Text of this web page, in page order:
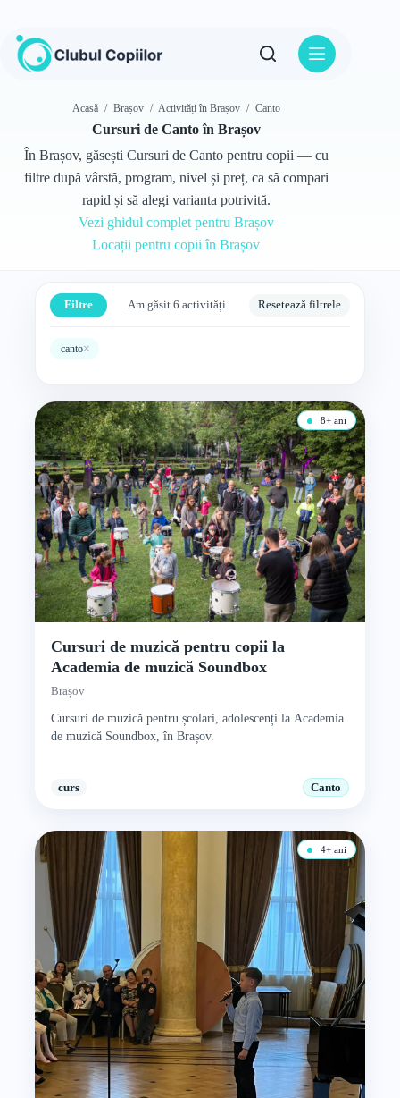
conținut
Acasă / Brașov / Activități în Brașov / Canto
Cursuri de Canto în Brașov
În Brașov, găsești Cursuri de Canto pentru copii — cu
filtre după vârstă, program, nivel și preț, ca să compari
rapid și să alegi varianta potrivită.
Vezi ghidul complet pentru Brașov
Locații pentru copii în Brașov
Filtre Am găsit 6 activități. Resetează filtrele
canto×
8+ ani
Cursuri de muzică pentru copii la
Academia de muzică Soundbox
Brașov
Cursuri de muzică pentru școlari, adolescenți la Academia
de muzică Soundbox, în Brașov.
curs Canto
4+ ani